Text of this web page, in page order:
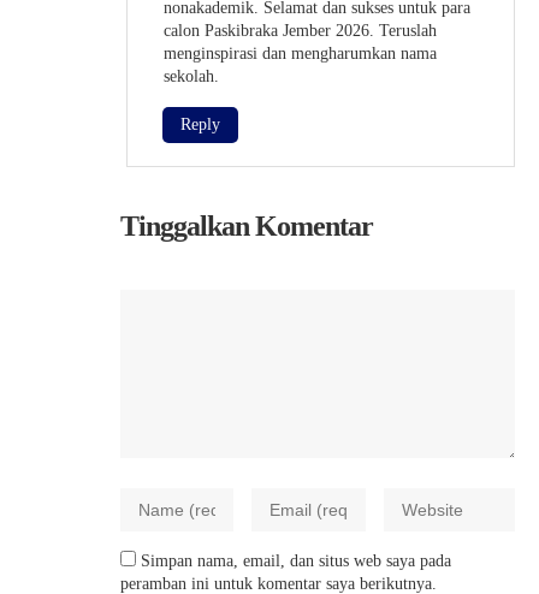
nonakademik. Selamat dan sukses untuk para
calon Paskibraka Jember 2026. Teruslah
menginspirasi dan mengharumkan nama
sekolah.
Reply
Tinggalkan Komentar
Simpan nama, email, dan situs web saya pada
peramban ini untuk komentar saya berikutnya.